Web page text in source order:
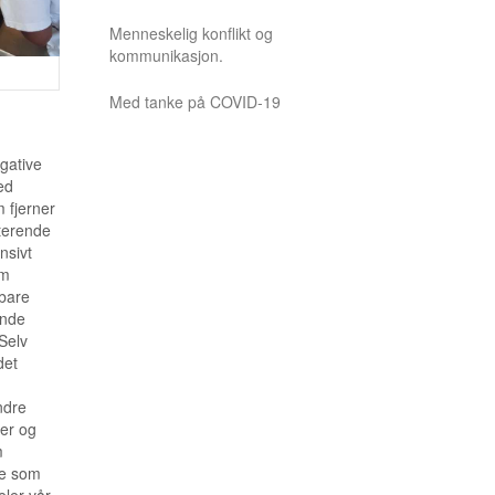
fjerner
og
som
Menneskelig konflikt og
kommunikasjon.
Med tanke på COVID-19